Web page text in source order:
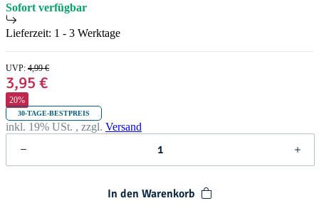
Sofort verfügbar
Lieferzeit: 1 - 3 Werktage
UVP: 4,99 €
3,95 €
20%
30-TAGE-BESTPREIS
inkl. 19% USt. , zzgl. Versand
In den Warenkorb